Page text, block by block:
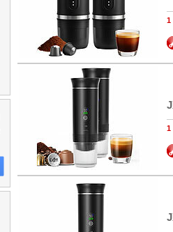
1
1